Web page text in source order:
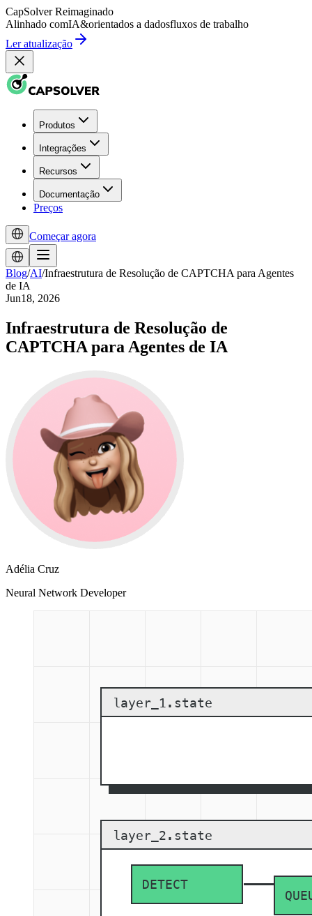
CapSolver Reimaginado
Alinhado comIA&orientados a dadosfluxos de trabalho
Ler atualização
Produtos
Integrações
Recursos
Documentação
Preços
Começar agora
Blog/AI/Infraestrutura de Resolução de CAPTCHA para Agentes
de IA
Jun18, 2026
Infraestrutura de Resolução de
CAPTCHA para Agentes de IA
Adélia Cruz
Neural Network Developer